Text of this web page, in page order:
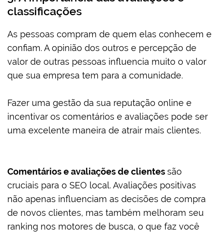
classificações
As pessoas compram de quem elas conhecem e
confiam. A opinião dos outros e percepção de
valor de outras pessoas influencia muito o valor
que sua empresa tem para a comunidade.
Fazer uma gestão da sua reputação online e
incentivar os comentários e avaliações pode ser
uma excelente maneira de atrair mais clientes.
Comentários e avaliações de clientessão
cruciais para o SEO local. Avaliações positivas
não apenas influenciam as decisões de compra
de novos clientes, mas também melhoram seu
ranking nos motores de busca, o que faz você